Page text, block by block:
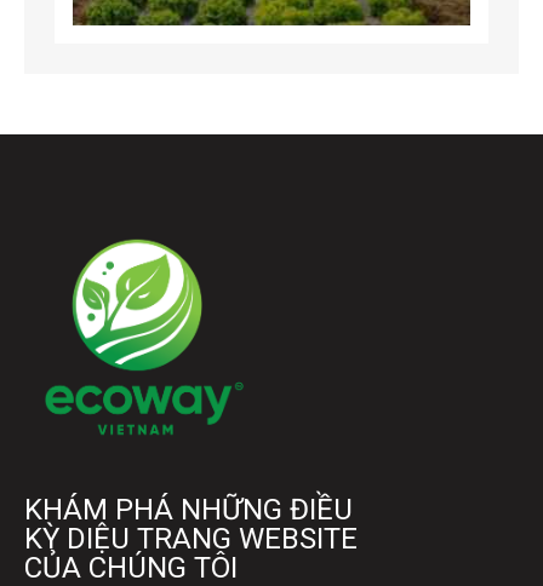
KHÁM PHÁ NHỮNG ĐIỀU
KỲ DIỆU TRANG WEBSITE
CỦA CHÚNG TÔI